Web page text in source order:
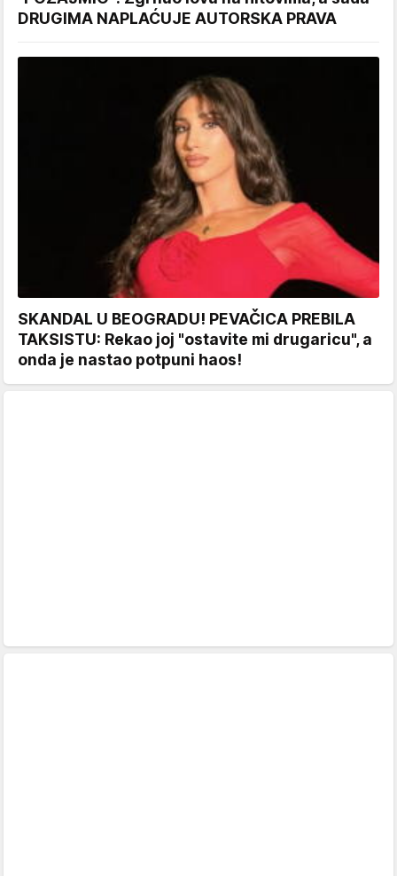
DRUGIMA NAPLAĆUJE AUTORSKA PRAVA
SKANDAL U BEOGRADU! PEVAČICA PREBILA
TAKSISTU: Rekao joj "ostavite mi drugaricu", a
onda je nastao potpuni haos!